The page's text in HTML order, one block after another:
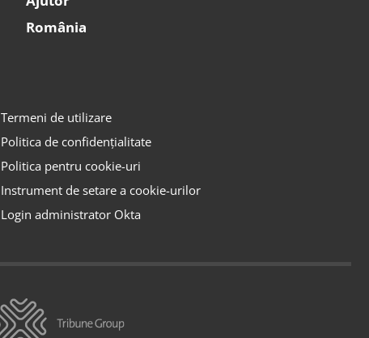
România
Termeni de utilizare
Politica de confidențialitate
Politica pentru cookie-uri
Instrument de setare a cookie-urilor
Login administrator Okta